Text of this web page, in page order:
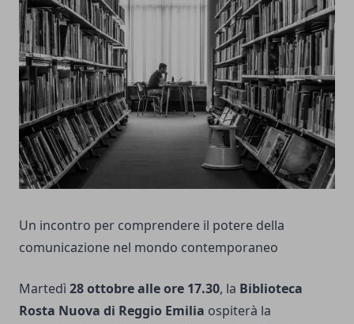
Un incontro per comprendere il potere della
comunicazione nel mondo contemporaneo
Martedì 28 ottobre alle ore 17.30, la Biblioteca
Rosta Nuova di Reggio Emilia ospiterà la